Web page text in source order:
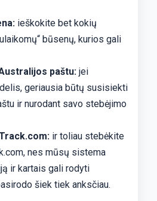
ieškokite bet kokių
būsenų, kurios gali
paštu: jei
geriausia būtų susisiekti
ir nurodant savo stebėjimo
ir toliau stebėkite
nes mūsų sistema
ir kartais gali rodyti
šiek tiek anksčiau.